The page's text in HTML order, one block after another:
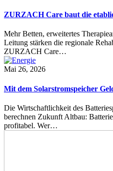
ZURZACH Care baut die
Mehr Betten, erweitertes
Leitung stärken die regionale
ZURZACH Care…
Mai 26, 2026
Mit dem Solarstromspeicher
Die Wirtschaftlichkeit des
berechnen Zukunft Altbau:
profitabel. Wer…